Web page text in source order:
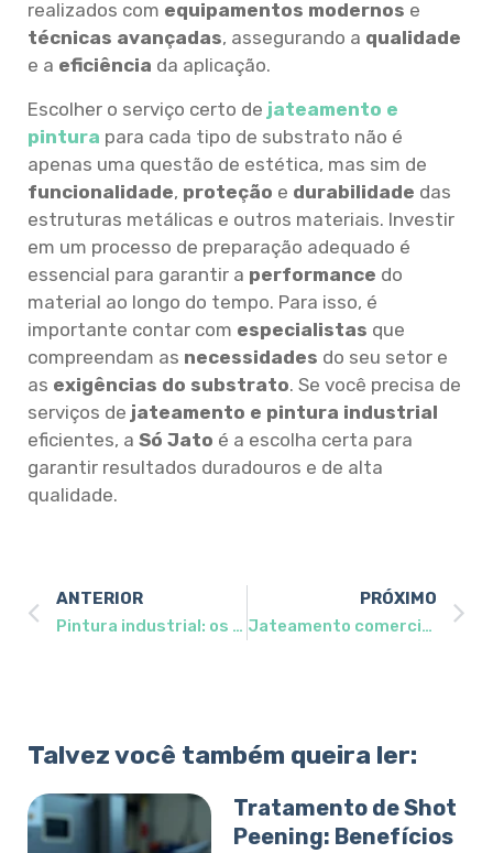
realizados com equipamentos modernos e
técnicas avançadas, assegurando a qualidade
e a eficiência da aplicação.
Escolher o serviço certo de jateamento e
pintura para cada tipo de substrato não é
apenas uma questão de estética, mas sim de
funcionalidade, proteção e durabilidade das
estruturas metálicas e outros materiais. Investir
em um processo de preparação adequado é
essencial para garantir a performance do
material ao longo do tempo. Para isso, é
importante contar com especialistas que
compreendam as necessidades do seu setor e
as exigências do substrato. Se você precisa de
serviços de jateamento e pintura industrial
eficientes, a Só Jato é a escolha certa para
garantir resultados duradouros e de alta
qualidade.
ANTERIOR
Pintura industrial: os tipos, técnicas e erros mais comuns na aplicação em obras e fábricas
PRÓXIMO
Jateamento comercial (Sa2): o padrão técnico que define segurança e aderência em estruturas metálicas
Talvez você também queira ler:
Tratamento de Shot
Peening: Benefícios